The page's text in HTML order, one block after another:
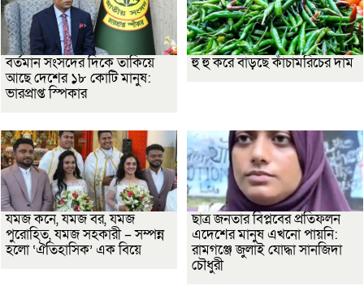
বর্তমান সংসদের দিকে তাকিয়ে
আছে দেশের ১৮ কোটি মানুষ:
ভারপ্রাপ্ত স্পিকার
হু হু করে বাড়ছে কাঁচামরিচের দাম
যমজ কনে, যমজ বর, যমজ
পুরোহিত, যমজ সহকারী – সম্পন্ন
হলো ‘ঐতিহাসিক’ এক বিয়ে
ছাত্র জনতার বিপ্লবের প্রতিফলন
এদেশের মানুষ এখনো পায়নি:
রামগঞ্জে জুলাই যোদ্ধা সানজিদা
চৌধুরী